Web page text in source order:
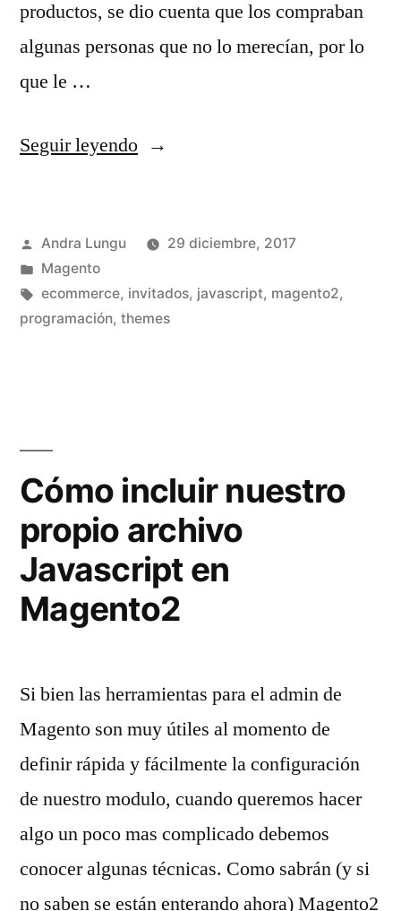
productos, se dio cuenta que los compraban
algunas personas que no lo merecían, por lo
que le …
Seguir leyendo«Cien
agregar
validaciones
Javascript
y
una
que
si»
Publicado
por
Andra Lungu
29 diciembre, 2017
Publicado
en
Magento
Etiquetas:
ecommerce, invitados, javascript, magento2,
programación, themes
Cómo incluir nuestro
propio archivo
Javascript en
Magento2
Si bien las herramientas para el admin de
Magento son muy útiles al momento de
definir rápida y fácilmente la configuración
de nuestro modulo, cuando queremos hacer
algo un poco mas complicado debemos
conocer algunas técnicas. Como sabrán (y si
no saben se están enterando ahora) Magento2